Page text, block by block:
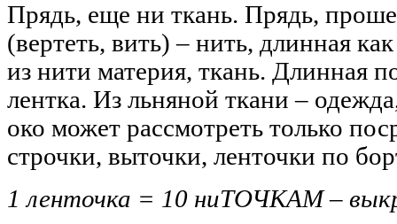
Прядь, еще ни ткань. Прядь,
(вертеть, вить) – нить, длинная
из нити материя, ткань. Длинная
лентка. Из льняной ткани –
око может рассмотреть только
строчки, выточки, ленточки по
1 ленточка = 10 ниТОЧКАМ –